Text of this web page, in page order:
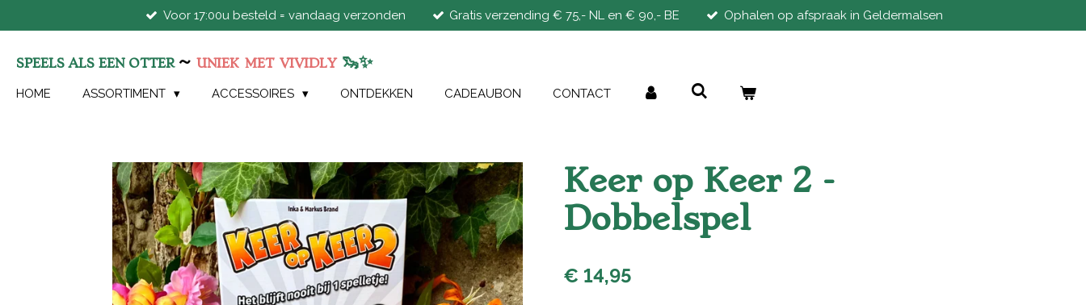
direct
de
hoofdinhoud
Voor 17:00u besteld = vandaag verzonden Gratis verzending € 75,- NL en € 90,- BE Ophalen op afspraak in Geldermalsen
SPEELS ALS EEN OTTER ~ UNIEK MET VIVIDLY 🦦✨
HOME ASSORTIMENT ACCESSOIRES ONTDEKKEN CADEAUBON CONTACT
Keer op Keer 2 -
Dobbelspel
€ 14,95